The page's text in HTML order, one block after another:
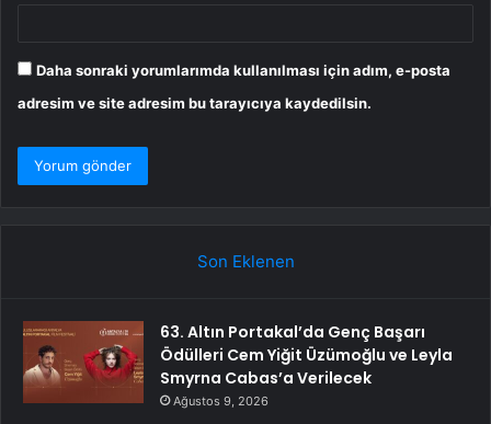
Daha sonraki yorumlarımda kullanılması için adım, e-posta
adresim ve site adresim bu tarayıcıya kaydedilsin.
Son Eklenen
63. Altın Portakal’da Genç Başarı
Ödülleri Cem Yiğit Üzümoğlu ve Leyla
Smyrna Cabas’a Verilecek
Ağustos 9, 2026